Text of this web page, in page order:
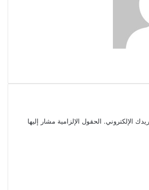
الإلكتروني. الحقول الإلزامية مشار إليها